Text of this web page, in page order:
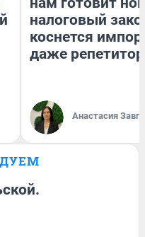
налоговый
коснется
даже
Анастасия